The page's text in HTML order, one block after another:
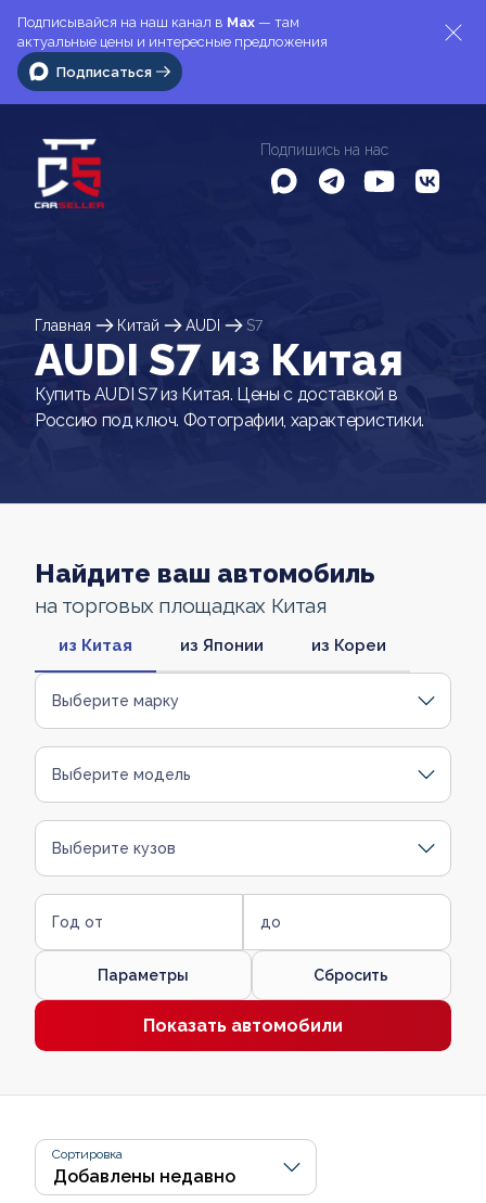
Подписывайся на наш канал в Max — там
актуальные цены и интересные предложения
Подписаться
Подпишись на нас
Главная Китай AUDI S7
AUDI S7 из Китая
Купить AUDI S7 из Китая. Цены с доставкой в
Россию под ключ. Фотографии, характеристики.
Найдите ваш автомобиль
на торговых площадках Китая
из Китая из Японии из Кореи
Выберите марку
Выберите модель
Выберите кузов
Год от до
Параметры Сбросить
Показать автомобили
Сортировка